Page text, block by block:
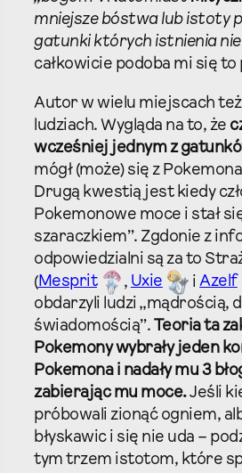
mniejsze bóstwa lub istoty
gatunki których istnienia
całkowicie podoba mi się
Autor w wielu miejscach też
ludziach. Wygląda na to, że
wcześniej jednym z
mógł (może) się z
Drugą kwestią jest kiedy
Pokemonowe moce i stał
szaraczkiem”. Zgdonie z
odpowiedzialni są za to
(Mesprit , Uxie iAzelf
obdarzyli ludzi „mądrością,
świadomością”. Teoria ta
Pokemony wybrały jeden
Pokemona i nadały mu 3
zabierając mu moce.Jeśli
próbowali zionąć ogniem,
błyskawic i się nie uda –
tym trzem istotom, które